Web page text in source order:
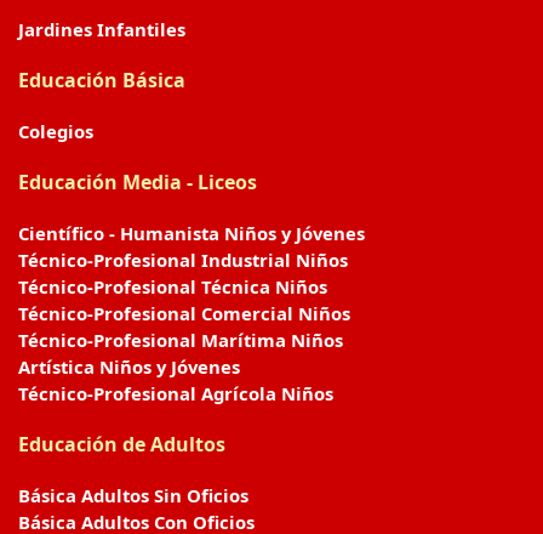
Jardines Infantiles
Educación Básica
Colegios
Educación Media - Liceos
Científico - Humanista Niños y Jóvenes
Técnico-Profesional Industrial Niños
Técnico-Profesional Técnica Niños
Técnico-Profesional Comercial Niños
Técnico-Profesional Marítima Niños
Artística Niños y Jóvenes
Técnico-Profesional Agrícola Niños
Educación de Adultos
Básica Adultos Sin Oficios
Básica Adultos Con Oficios